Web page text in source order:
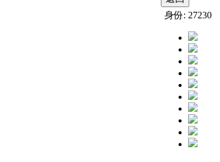
身份: 27230